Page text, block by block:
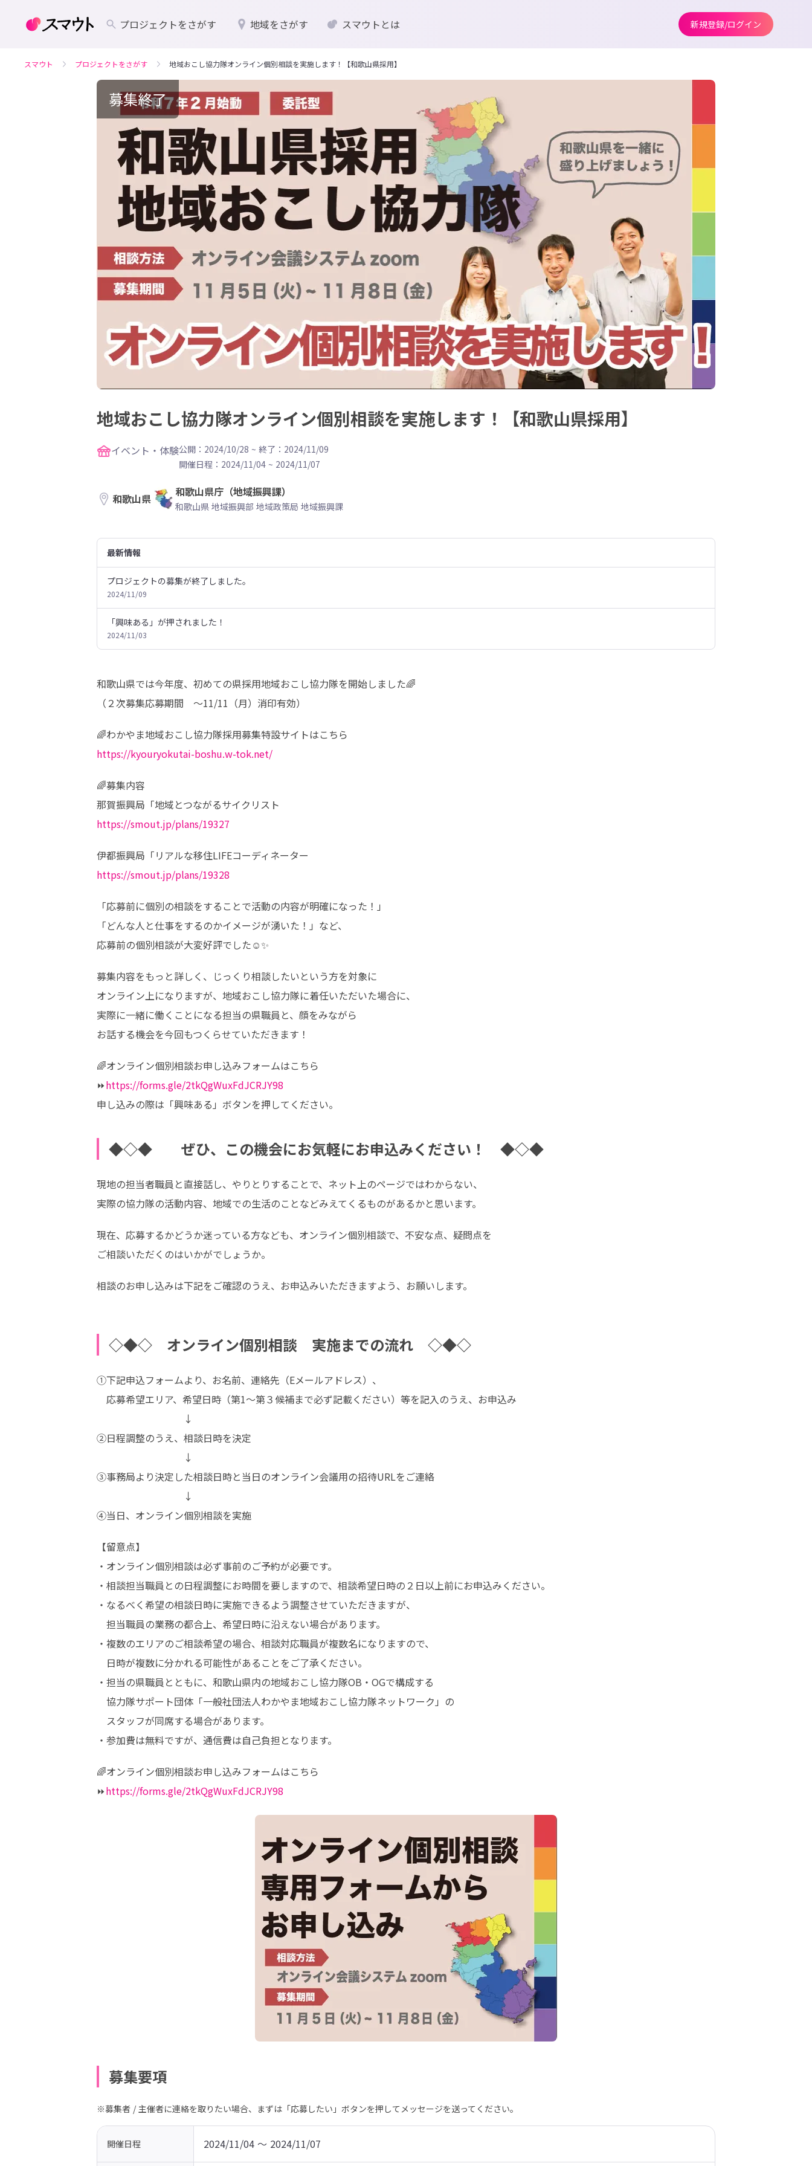
プロジェクトをさがす 地域をさがす スマウトとは 新規登録/ログイン
スマウト プロジェクトをさがす 地域おこし協力隊オンライン個別相談を実施します！【和歌山県採用】
募集終了
地域おこし協力隊オンライン個別相談を実施します！【和歌山県採用】
イベント・体験公開：2024/10/28 ~ 終了：2024/11/09
開催日程： 2024/11/04 ~ 2024/11/07
和歌山県 和歌山県庁（地域振興課）
和歌山県 地域振興部 地域政策局 地域振興課
最新情報
プロジェクトの募集が終了しました。
2024/11/09
「興味ある」が押されました！
2024/11/03
和歌山県では今年度、初めての県採用地域おこし協力隊を開始しました🌈
（２次募集応募期間　～11/11（月）消印有効）
https://kyouryokutai-boshu.w-tok.net/
🌈募集内容
https://smout.jp/plans/19327
https://smout.jp/plans/19328
「応募前に個別の相談をすることで活動の内容が明確になった！」
「どんな人と仕事をするのかイメージが湧いた！」など、
応募前の個別相談が大変好評でした☺️✨
募集内容をもっと詳しく、じっくり相談したいという方を対象に
オンライン上になりますが、地域おこし協力隊に着任いただいた場合に、
実際に一緒に働くことになる担当の県職員と、顔をみながら
お話する機会を今回もつくらせていただきます！
🌈オンライン個別相談お申し込みフォームはこちら
⏩https://forms.gle/2tkQgWuxFdJCRJY98
申し込みの際は「興味ある」ボタンを押してください。
◆◇◆ ぜひ、この機会にお気軽にお申込みください！ ◆◇◆
現地の担当者職員と直接話し、やりとりすることで、ネット上のページではわからない、
実際の協力隊の活動内容、地域での生活のことなどみえてくるものがあるかと思います。
現在、応募するかどうか迷っている方なども、オンライン個別相談で、不安な点、疑問点を
ご相談いただくのはいかがでしょうか。
相談のお申し込みは下記をご確認のうえ、お申込みいただきますよう、お願いします。
◇◆◇ オンライン個別相談 実施までの流れ ◇◆◇
①下記申込フォームより、お名前、連絡先（Eメールアドレス）、
応募希望エリア、希望日時（第1～第３候補まで必ず記載ください）等を記入のうえ、お申込み
↓
②日程調整のうえ、相談日時を決定
↓
③事務局より決定した相談日時と当日のオンライン会議用の招待URLをご連絡
↓
④当日、オンライン個別相談を実施
【留意点】
・オンライン個別相談は必ず事前のご予約が必要です。
・相談担当職員との日程調整にお時間を要しますので、相談希望日時の２日以上前にお申込みください。
・なるべく希望の相談日時に実施できるよう調整させていただきますが、
担当職員の業務の都合上、希望日時に沿えない場合があります。
・複数のエリアのご相談希望の場合、相談対応職員が複数名になりますので、
日時が複数に分かれる可能性があることをご了承ください。
・担当の県職員とともに、和歌山県内の地域おこし協力隊OB・OGで構成する
協力隊サポート団体「一般社団法人わかやま地域おこし協力隊ネットワーク」の
スタッフが同席する場合があります。
・参加費は無料ですが、通信費は自己負担となります。
🌈オンライン個別相談お申し込みフォームはこちら
⏩https://forms.gle/2tkQgWuxFdJCRJY98
募集要項
※募集者 / 主催者に連絡を取りたい場合、まずは「応募したい」ボタンを押してメッセージを送ってください。
開催日程 2024/11/04 〜 2024/11/07